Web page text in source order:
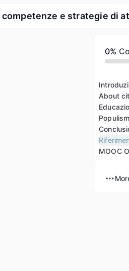
e strategie di
0%
About
MOOC